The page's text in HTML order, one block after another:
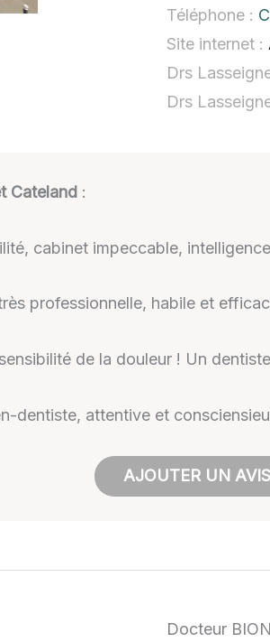
Téléphone :
Site internet :
Drs
Drs
Cateland :
cabinet impeccable,
professionnelle, habile et
de la douleur ! Un
dentiste, attentive et
AJOUTER UN
Docteur